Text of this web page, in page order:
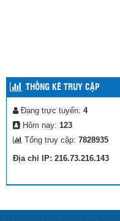
THỐNG KÊ TRUY CẬP
Đang trực tuyến: 4
Hôm nay: 123
Tổng truy cập: 7828935
Địa chỉ IP: 216.73.216.143